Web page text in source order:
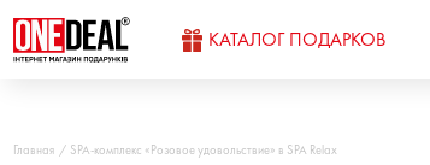
КАТАЛОГ ПОДАРКОВ
Главная SPA-комплекс «Розовое удовольствие» в SPA Relax